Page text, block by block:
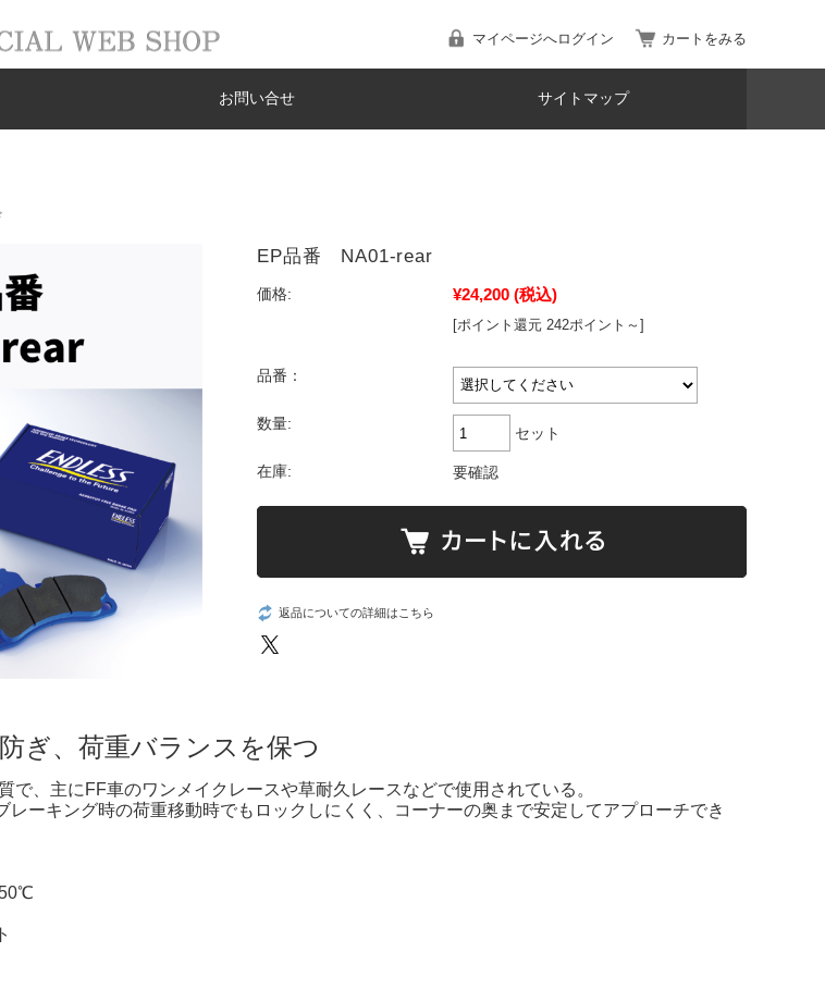
マイページへログイン カートをみる
お問い合せ サイトマップ
EP品番 NA01-rear
価格: ¥24,200 (税込)
[ポイント還元 242ポイント～]
品番：
数量:
セット
在庫: 要確認
返品についての詳細はこちら
ぎ、荷重バランスを保つ
で、主にFF車のワンメイクレースや草耐久レースなどで使用されている。
レーキング時の荷重移動時でもロックしにくく、コーナーの奥まで安定してアプローチでき